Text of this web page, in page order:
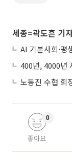
세종=곽도흔 기
좋아요
0